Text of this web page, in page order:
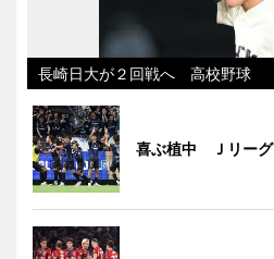
長崎日大が２回戦へ 高校野球
喜ぶ植中 Ｊリーグ